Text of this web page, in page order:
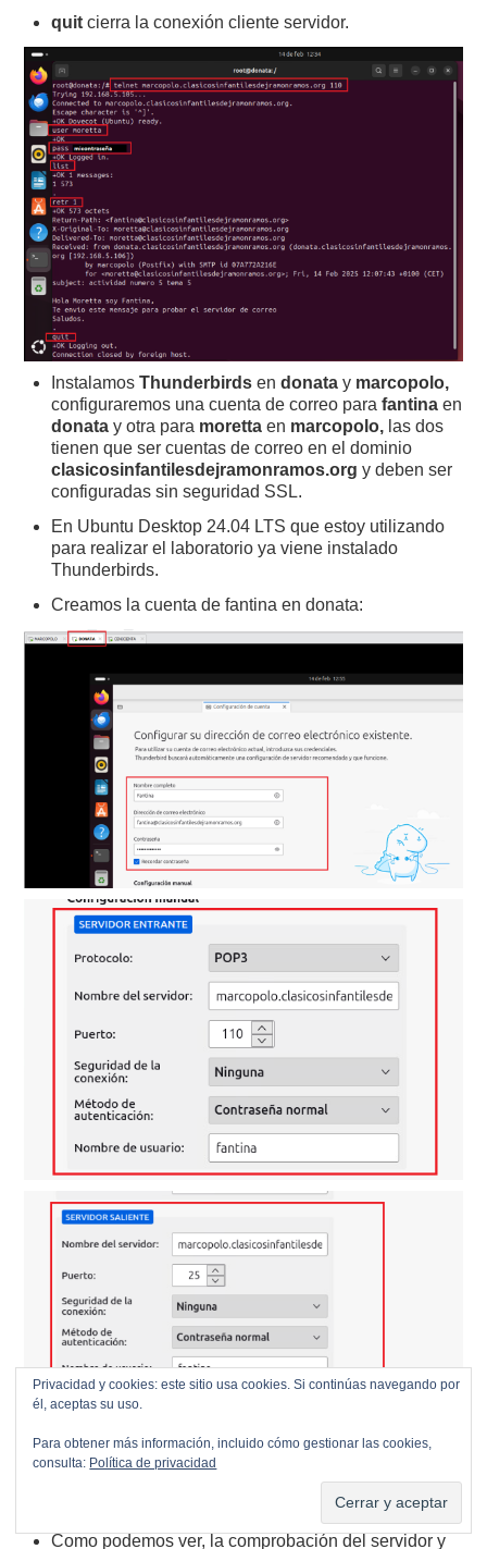
quitcierra la conexión cliente servidor.
InstalamosThunderbirds endonata y marcopolo,
configuraremos una cuenta de correo parafantina en
donata y otra para moretta en marcopolo, las dos
tienen que ser cuentas de correo en el dominio
clasicosinfantilesdejramonramos.org y deben ser
configuradas sin seguridad SSL.
En Ubuntu Desktop 24.04 LTS que estoy utilizando
para realizar el laboratorio ya viene instalado
Thunderbirds.
Creamos la cuenta de fantina en donata:
Como podemos ver, la comprobación del servidor y
Privacidad y cookies: este sitio usa cookies. Si continúas navegando por
él, aceptas su uso.
Para obtener más información, incluido cómo gestionar las cookies,
consulta: Política de privacidad